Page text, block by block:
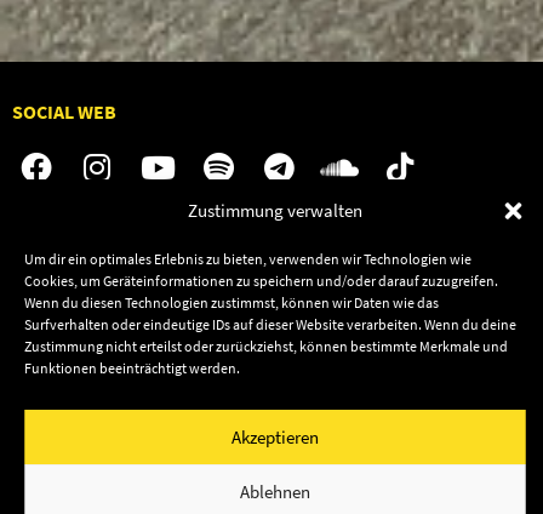
Zustimmung verwalten
Um dir ein optimales Erlebnis zu bieten, verwenden wir Technologien wie
Cookies, um Geräteinformationen zu speichern und/oder darauf zuzugreifen.
Wenn du diesen Technologien zustimmst, können wir Daten wie das
Surfverhalten oder eindeutige IDs auf dieser Website verarbeiten. Wenn du deine
Zustimmung nicht erteilst oder zurückziehst, können bestimmte Merkmale und
Funktionen beeinträchtigt werden.
Akzeptieren
Ablehnen
SOCIAL WEB
Audiolith
News
Artists
Releases
Contact Us
Dates
Shop
© 2003–2026 Audiolith International GmbH & Audiolith